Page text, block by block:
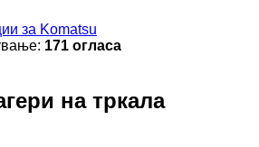
за Komatsu
171 огласа
на тркала